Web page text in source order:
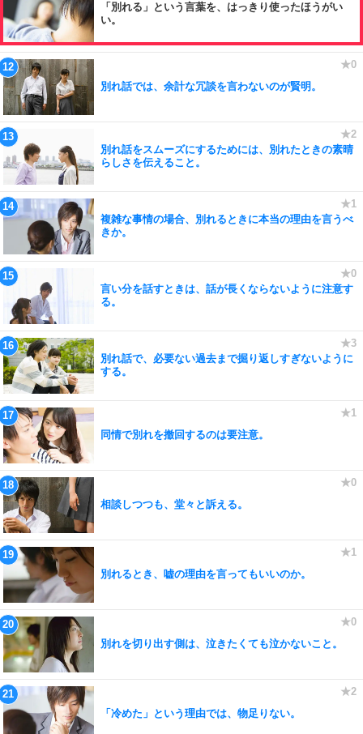
「別れる」という言葉を、はっきり使ったほうがい
い。
別れ話では、余計な冗談を言わないのが賢明。
別れ話をスムーズにするためには、別れたときの素晴
らしさを伝えること。
複雑な事情の場合、別れるときに本当の理由を言うべ
きか。
言い分を話すときは、話が長くならないように注意す
る。
別れ話で、必要ない過去まで掘り返しすぎないように
する。
同情で別れを撤回するのは要注意。
相談しつつも、堂々と訴える。
別れるとき、嘘の理由を言ってもいいのか。
別れを切り出す側は、泣きたくても泣かないこと。
「冷めた」という理由では、物足りない。